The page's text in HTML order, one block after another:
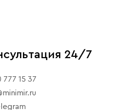
24/7
777 15 37